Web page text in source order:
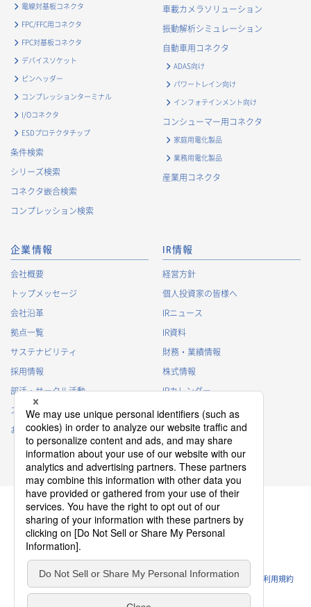
電線対基板コネクタ
FPC/FFC用コネクタ
FPC対基板コネクタ
デバイスソケット
ピンヘッダー
コンプレッションターミナル
I/Oコネクタ
ESDプロテクタチップ
条件検索
シリーズ検索
コネクタ嵌合検索
コンプレッション検索
車載カメラソリューション
振動解析シミュレーション
自動車用コネクタ
ADAS向け
パワートレイン向け
インフォテインメント向け
コンシューマー用コネクタ
家庭用電化製品
業務用電化製品
産業用コネクタ
企業情報
会社概要
トップメッセージ
会社沿革
拠点一覧
サステナビリティ
採用情報
部活・サークル活動
スポンサー活動
お問い合わせ
IR情報
経営方針
個人投資家の皆様へ
IRニュース
IR資料
財務・業績情報
株式情報
IRカレンダー
IRに関するよくあるご質問
IRポリシー
免責事項
プライバシーポリシー
クッキーポリシー
ソーシャルメディアポリシー
ウェブサイトのご利用条件 利用規約